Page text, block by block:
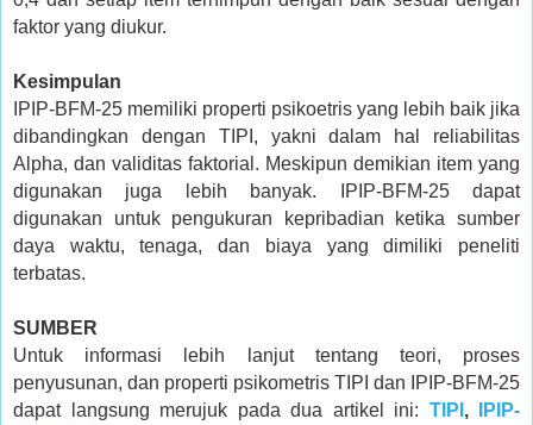
faktor yang diukur.
Kesimpulan
IPIP-BFM-25 memiliki properti psikoetris yang lebih baik jika
dibandingkan dengan TIPI, yakni dalam hal reliabilitas
Alpha, dan validitas faktorial. Meskipun demikian item yang
digunakan juga lebih banyak. IPIP-BFM-25 dapat
digunakan untuk pengukuran kepribadian ketika sumber
daya waktu, tenaga, dan biaya yang dimiliki peneliti
terbatas.
SUMBER
Untuk informasi lebih lanjut tentang teori, proses
penyusunan, dan properti psikometris TIPI dan IPIP-BFM-25
dapat langsung merujuk pada dua artikel ini: TIPI ,
IPIP-